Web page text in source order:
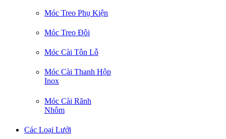
Móc Treo Phụ Kiện
Móc Treo Đôi
Móc Cài Tôn Lỗ
Móc Cài Thanh Hộp
Inox
Móc Cài Rãnh
Nhôm
Các Loại Lưới